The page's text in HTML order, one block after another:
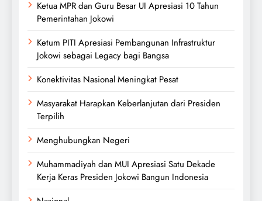
Ketua MPR dan Guru Besar UI Apresiasi 10 Tahun
Pemerintahan Jokowi
Ketum PITI Apresiasi Pembangunan Infrastruktur
Jokowi sebagai Legacy bagi Bangsa
Konektivitas Nasional Meningkat Pesat
Masyarakat Harapkan Keberlanjutan dari Presiden
Terpilih
Menghubungkan Negeri
Muhammadiyah dan MUI Apresiasi Satu Dekade
Kerja Keras Presiden Jokowi Bangun Indonesia